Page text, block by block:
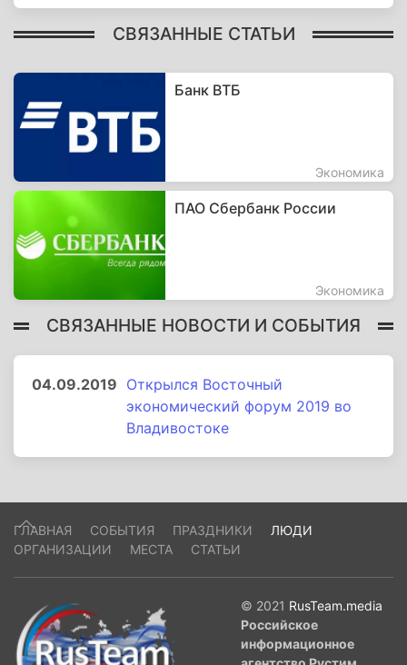
СВЯЗАННЫЕ СТАТЬИ
Банк ВТБ
Экономика
ПАО Сбербанк России
Экономика
СВЯЗАННЫЕ НОВОСТИ И СОБЫТИЯ
04.09.2019 Открылся Восточный
экономический форум 2019 во
Владивостоке
ГЛАВНАЯ СОБЫТИЯ ПРАЗДНИКИ
ЛЮДИ
ОРГАНИЗАЦИИ
МЕСТА СТАТЬИ
© 2021 RusTeam.media
Российское
информационное